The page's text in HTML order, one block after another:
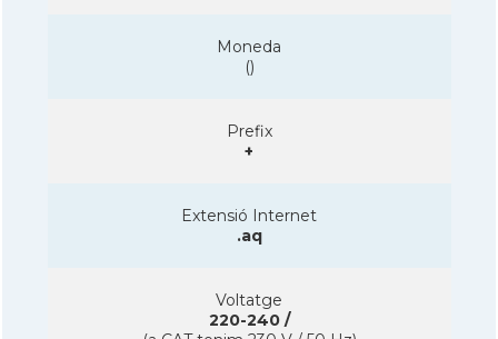
Moneda
()
Prefix
+
Extensió Internet
.aq
Voltatge
220-240 /